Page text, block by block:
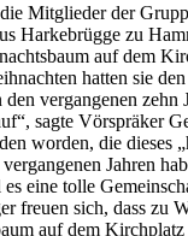
Mitglieder der
Harkebrügge zu
auf dem
hatten sie
vergangenen zehn
sagte Vörspräker
worden, die dieses
Jahren
eine tolle
freuen sich, dass zu
auf dem